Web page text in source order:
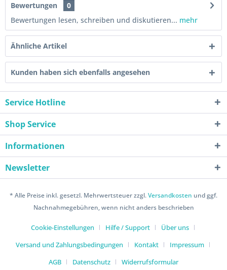
Bewertungen
0
Bewertungen lesen, schreiben und diskutieren... mehr
Ähnliche Artikel
Kunden haben sich ebenfalls angesehen
Service Hotline
Shop Service
Informationen
Newsletter
* Alle Preise inkl. gesetzl. Mehrwertsteuer zzgl.Versandkosten und ggf.
Nachnahmegebühren, wenn nicht anders beschrieben
Cookie-Einstellungen Hilfe / Support
Über uns
Versand und Zahlungsbedingungen
Kontakt
Impressum
AGB
Datenschutz Widerrufsformular